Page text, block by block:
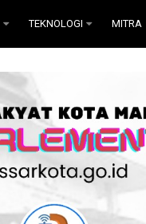
TEKNOLOGI MITRA